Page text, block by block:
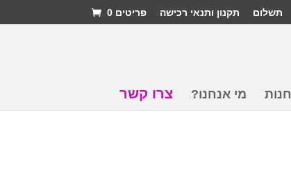
תשלום תקנון ותנאי רכישה פריטים 0
חנות מי אנחנו? צרו קשר